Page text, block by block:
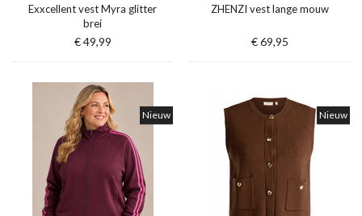
Exxcellent vest Myra glitter
brei
€ 49,99
ZHENZI vest lange mouw
€ 69,95
Nieuw Nieuw